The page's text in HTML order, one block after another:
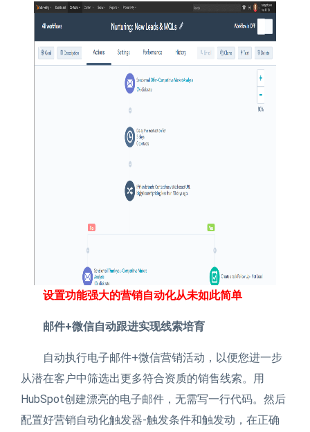
设置功能强大的营销自动化从未如此简单
邮件+微信自动跟进实现线索培育
自动执行电子邮件+微信营销活动，以便您进一步
从潜在客户中筛选出更多符合资质的销售线索。用
HubSpot创建漂亮的电子邮件，无需写一行代码。然后
配置好营销自动化触发器-触发条件和触发动，在正确